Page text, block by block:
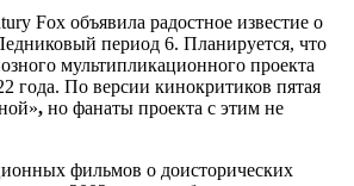
Fox объявила радостное известие о
период 6. Планируется, что
мультипликационного проекта
года. По версии кинокритиков пятая
, но фанаты проекта с этим не
фильмов о доисторических